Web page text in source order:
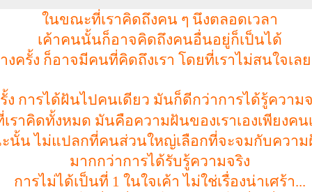
ในขณะที่เราคิดถึงคน ๆ นึงตลอดเวลา
เค้าคนนั้นก็อาจคิดถึงคนอื่นอยู่ก็เป็นได้
งครั้ง ก็อาจมีคนที่คิดถึงเรา โดยที่เราไม่สนใจเล
ง การได้ฝันไปคนเดียว มันก็ดีกว่าการได้รู้ความ
เราคิดทั้งหมด มันคือความฝันของเราเองเพียงคน
นั้น ไม่แปลกที่คนส่วนใหญ่เลือกที่จะจมกับควา
มากกว่าการได้รับรู้ความจริง
การไม่ได้เป็นที่ 1 ในใจเค้า ไม่ใช่เรื่องน่าเศร้า...